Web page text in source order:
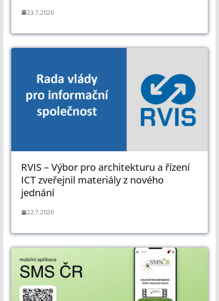
23.7.2026
RVIS – Výbor pro architekturu a řízení
ICT zveřejnil materiály z nového
jednání
22.7.2026